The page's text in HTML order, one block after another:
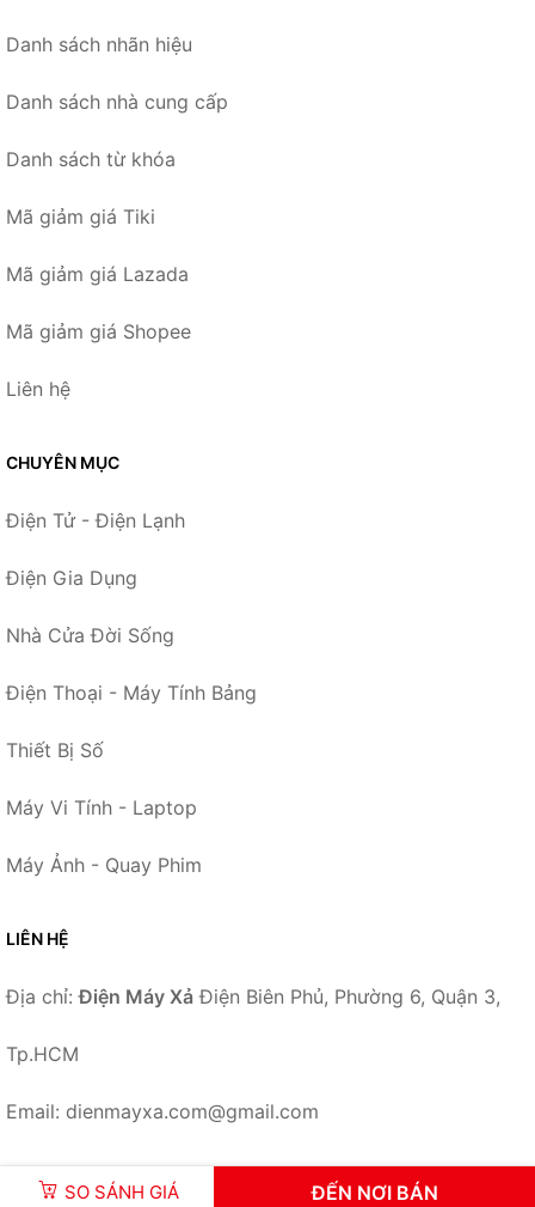
SO SÁNH GIÁ ĐẾN NƠI BÁN
Danh sách nhãn hiệu
Danh sách nhà cung cấp
Danh sách từ khóa
Mã giảm giá Tiki
Mã giảm giá Lazada
Mã giảm giá Shopee
Liên hệ
CHUYÊN MỤC
Điện Tử - Điện Lạnh
Điện Gia Dụng
Nhà Cửa Đời Sống
Điện Thoại - Máy Tính Bảng
Thiết Bị Số
Máy Vi Tính - Laptop
Máy Ảnh - Quay Phim
LIÊN HỆ
Địa chỉ:Điện Máy Xả Điện Biên Phủ, Phường 6, Quận 3,
Tp.HCM
Email: dienmayxa.com@gmail.com
© 2026 – -Điện Máy Xả.